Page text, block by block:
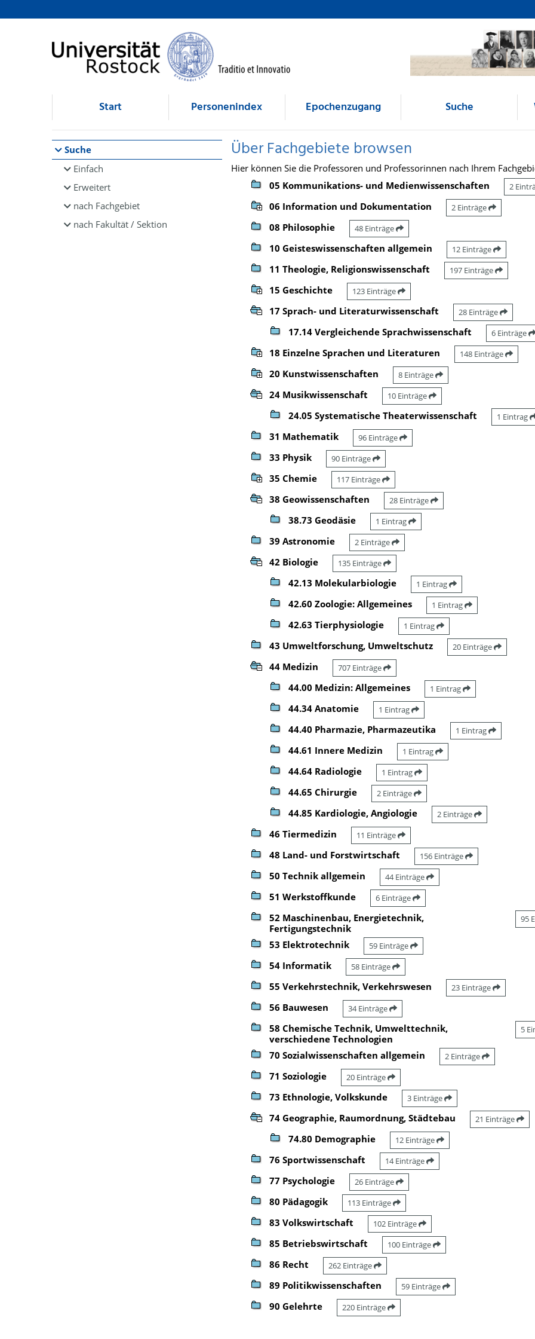
Browsen
direkt zum Inhalt
Start Personenindex Epochenzugang Suche
Suche
Einfach
Erweitert
nach Fachgebiet
nach Fakultät / Sektion
Über Fachgebiete browsen
Hier können Sie die Professoren und Professorinnen nach Ihrem
05 Kommunikations- und Medienwissenschaften
2
06 Information und Dokumentation 2 Einträge
08 Philosophie 48 Einträge
10 Geisteswissenschaften allgemein 12 Einträge
11 Theologie, Religionswissenschaft 197 Einträge
15 Geschichte 123 Einträge
17 Sprach- und Literaturwissenschaft 28 Einträge
17.14 Vergleichende Sprachwissenschaft 6 Einträge
18 Einzelne Sprachen und Literaturen 148 Einträge
20 Kunstwissenschaften 8 Einträge
24 Musikwissenschaft 10 Einträge
24.05 Systematische Theaterwissenschaft 1 Eintrag
31 Mathematik 96 Einträge
33 Physik 90 Einträge
35 Chemie 117 Einträge
38 Geowissenschaften 28 Einträge
38.73 Geodäsie 1 Eintrag
39 Astronomie 2 Einträge
42 Biologie 135 Einträge
42.13 Molekularbiologie 1 Eintrag
42.60 Zoologie: Allgemeines 1 Eintrag
42.63 Tierphysiologie 1 Eintrag
43 Umweltforschung, Umweltschutz 20 Einträge
44 Medizin 707 Einträge
44.00 Medizin: Allgemeines 1 Eintrag
44.34 Anatomie 1 Eintrag
44.40 Pharmazie, Pharmazeutika 1 Eintrag
44.61 Innere Medizin 1 Eintrag
44.64 Radiologie 1 Eintrag
44.65 Chirurgie 2 Einträge
44.85 Kardiologie, Angiologie 2 Einträge
46 Tiermedizin 11 Einträge
48 Land- und Forstwirtschaft 156 Einträge
50 Technik allgemein 44 Einträge
51 Werkstoffkunde 6 Einträge
52 Maschinenbau, Energietechnik,
Fertigungstechnik
95
53 Elektrotechnik 59 Einträge
54 Informatik 58 Einträge
55 Verkehrstechnik, Verkehrswesen 23 Einträge
56 Bauwesen 34 Einträge
58 Chemische Technik, Umwelttechnik,
verschiedene Technologien
5
70 Sozialwissenschaften allgemein 2 Einträge
71 Soziologie 20 Einträge
73 Ethnologie, Volkskunde 3 Einträge
74 Geographie, Raumordnung, Städtebau 21 Einträge
74.80 Demographie 12 Einträge
76 Sportwissenschaft 14 Einträge
77 Psychologie 26 Einträge
80 Pädagogik 113 Einträge
83 Volkswirtschaft 102 Einträge
85 Betriebswirtschaft 100 Einträge
86 Recht 262 Einträge
89 Politikwissenschaften 59 Einträge
90 Gelehrte 220 Einträge